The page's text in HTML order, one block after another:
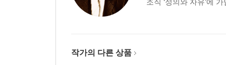
조직 ‘정의와 자유’에
작가의 다른 상품